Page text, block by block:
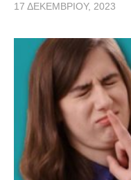
17 ΔΕΚΕΜΒΡΊΟΥ, 2023